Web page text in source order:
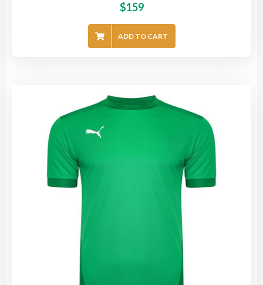
$159
ADD TO CART